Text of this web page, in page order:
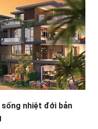
nhiệt đới bản